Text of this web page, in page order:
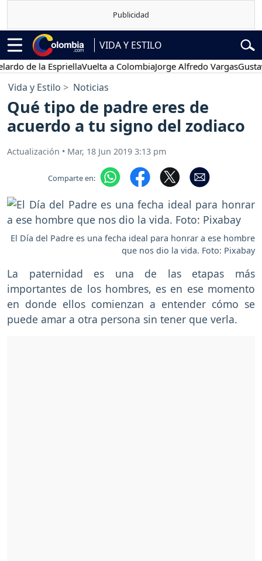
VIDA Y ESTILO
la EspriellaVuelta a ColombiaJorge Alfredo VargasGustavo
Vida y Estilo Noticias
Qué tipo de padre eres de
acuerdo a tu signo del zodiaco
Actualización • Mar, 18 Jun 2019 3:13 pm
Comparte en:
El Día del Padre es una fecha ideal para honrar a ese hombre
que nos dio la vida. Foto: Pixabay
La paternidad es una de las etapas más
importantes de los hombres, es en ese momento
en donde ellos comienzan a entender cómo se
puede amar a otra persona sin tener que verla.